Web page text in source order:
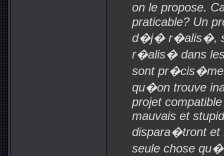
on le propose.
praticable? Un
d�j� r�alis�,
r�alis� dans les
sont
qu�on trouve
projet
mauvais et
dispara�tront et
seule chose